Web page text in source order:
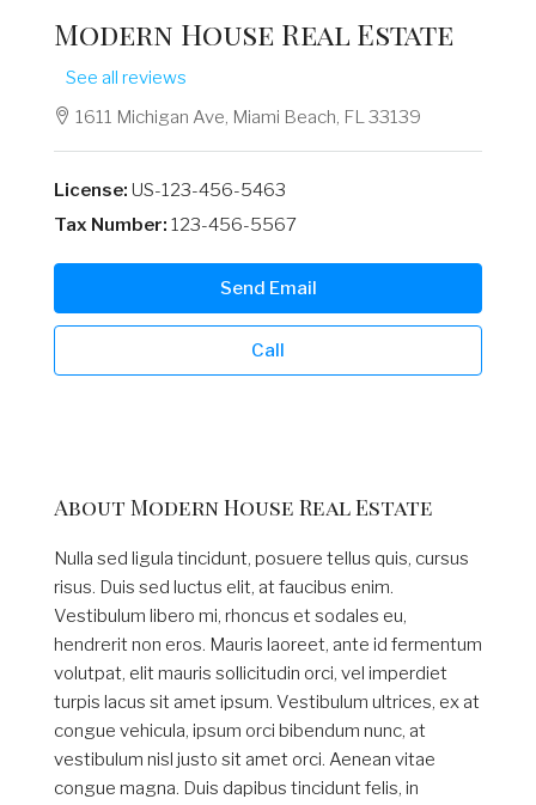
Modern House Real Estate
See all reviews
1611 Michigan Ave, Miami Beach, FL 33139
License: US-123-456-5463
Tax Number: 123-456-5567
Send Email
Call
About Modern House Real Estate
Nulla sed ligula tincidunt, posuere tellus quis, cursus
risus. Duis sed luctus elit, at faucibus enim.
Vestibulum libero mi, rhoncus et sodales eu,
hendrerit non eros. Mauris laoreet, ante id fermentum
volutpat, elit mauris sollicitudin orci, vel imperdiet
turpis lacus sit amet ipsum. Vestibulum ultrices, ex at
congue vehicula, ipsum orci bibendum nunc, at
vestibulum nisl justo sit amet orci. Aenean vitae
congue magna. Duis dapibus tincidunt felis, in